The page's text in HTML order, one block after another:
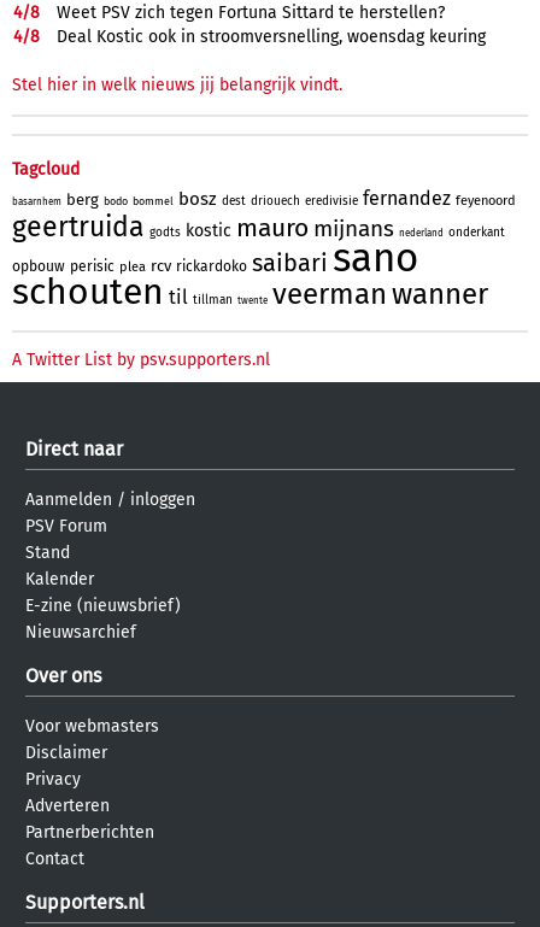
4/8
Weet PSV zich tegen Fortuna Sittard te herstellen?
4/8 Deal Kostic ook in stroomversnelling, woensdag keuring
Stel hier in welk nieuws jij belangrijk vindt.
Tagcloud
basarnhem berg bodo bommel bosz dest driouech eredivisie fernandez feyenoord
geertruida godts kostic mauro mijnans nederland onderkant
opbouw perisic plea rcv rickardoko saibari sano
schouten til tillman twente veerman wanner
A Twitter List by psv.supporters.nl
Direct naar
Aanmelden / inloggen
PSV Forum
Stand
Kalender
E-zine (nieuwsbrief)
Nieuwsarchief
Over ons
Voor webmasters
Disclaimer
Privacy
Adverteren
Partnerberichten
Contact
Supporters.nl